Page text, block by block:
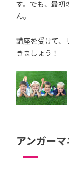
す。でも、最初
ん。
講座を受けて、
きましょう！
アンガー